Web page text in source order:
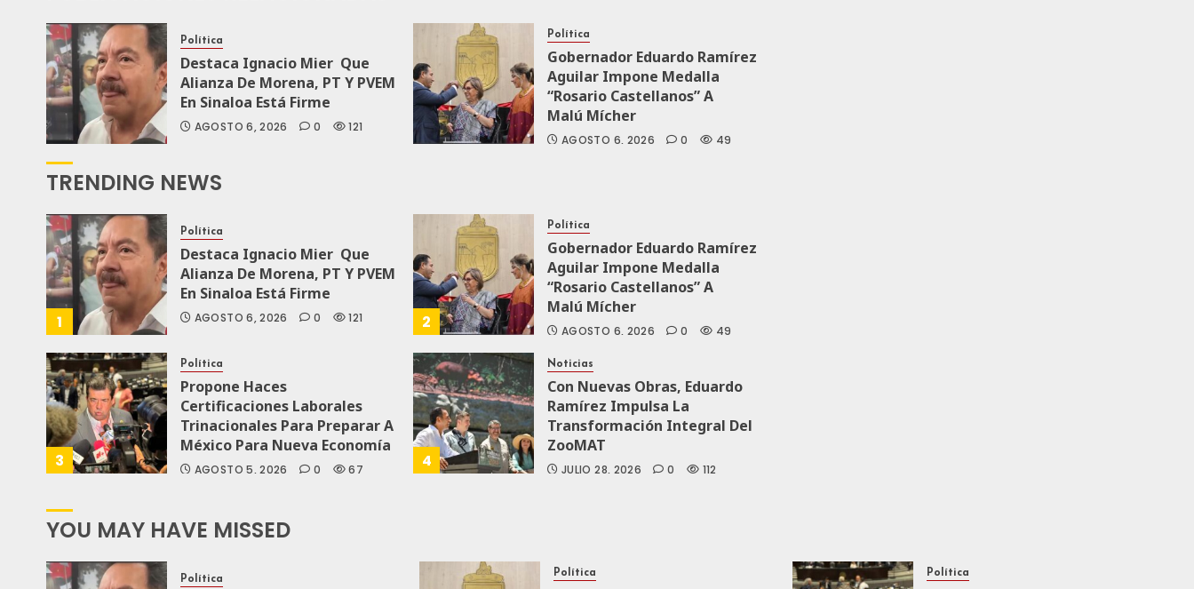
Política
Destaca Ignacio Mier Que
Alianza De Morena, PT Y PVEM
En Sinaloa Está Firme
AGOSTO 6, 2026 0 121
Política
Gobernador Eduardo Ramírez
Aguilar Impone Medalla
“Rosario Castellanos” A
Malú Mícher
AGOSTO 6, 2026 0 49
TRENDING NEWS
1
Política
Destaca Ignacio Mier Que
Alianza De Morena, PT Y PVEM
En Sinaloa Está Firme
AGOSTO 6, 2026 0 121 2
Política
Gobernador Eduardo Ramírez
Aguilar Impone Medalla
“Rosario Castellanos” A
Malú Mícher
AGOSTO 6, 2026 0 49
3
Política
Propone Haces
Certificaciones Laborales
Trinacionales Para Preparar A
México Para Nueva Economía
AGOSTO 5, 2026 0 67 4
Noticias
Con Nuevas Obras, Eduardo
Ramírez Impulsa La
Transformación Integral Del
ZooMAT
JULIO 28, 2026 0 112
YOU MAY HAVE MISSED
Política
Política Política